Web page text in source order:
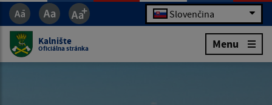
Slovenčina
Kalnište
Oficiálna stránka Menu